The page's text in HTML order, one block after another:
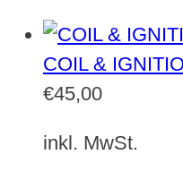
COIL &
€45,00
inkl. MwSt.